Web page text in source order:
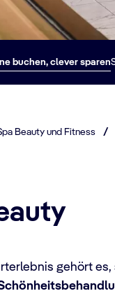
buchen, clever sparen
Beauty und Fitness /
gehört